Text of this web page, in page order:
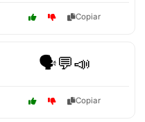
Copiar
🗣️💬📣
Copiar